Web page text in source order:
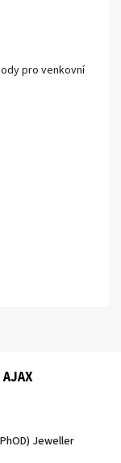
pro venkovní
AJAX
Jeweller